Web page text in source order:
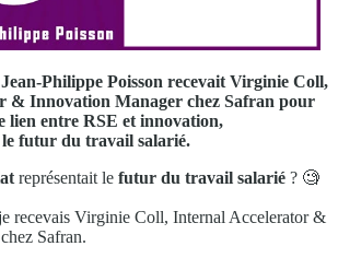
Philippe Poisson recevait Virginie Coll,
& Innovation Manager chez Safran pour
lien entre RSE et innovation,
futur du travail salarié.
représentait le futur du travail salarié ? 🧐
recevais Virginie Coll, Internal Accelerator &
Safran.